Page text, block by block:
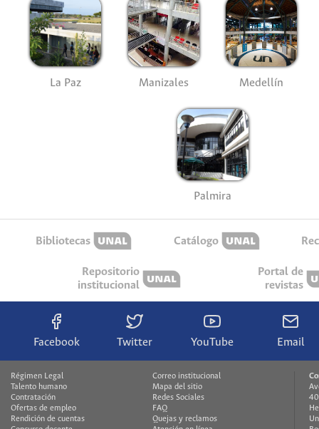
La Paz Manizales Medellín
Palmira
Bibliotecas Catálogo
Repositorio
institucional
Portal de
revistas
Facebook Twitter YouTube Email
Régimen Legal
Talento humano
Contratación
Ofertas de empleo
Rendición de cuentas
Correo institucional
Mapa del sitio
Redes Sociales
FAQ
Quejas y reclamos